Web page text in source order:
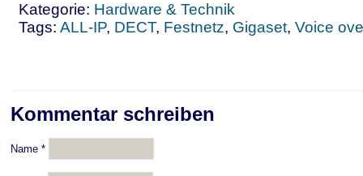
Kategorie: Hardware & Technik
Tags: ALL-IP, DECT, Festnetz, Gigaset, Voice
Kommentar schreiben
Name *